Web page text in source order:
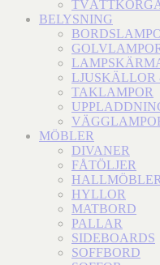
BELYSNING
LJUSKÄLLOR
TAKLAMPOR
MÖBLER
DIVANER
FÅTÖLJER
HALLMÖBLER
HYLLOR
MATBORD
PALLAR
SIDEBOARDS
SOFFBORD